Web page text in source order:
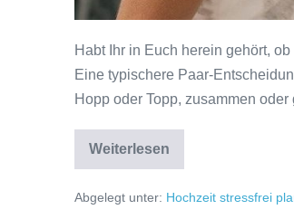
Habt Ihr in Euch herein gehört,
Eine typischere Paar-
Hopp oder Topp, zusammen oder
WeiterlesenHochzeitstanz
–
buchen
Abgelegt unter: Hochzeit stressfrei